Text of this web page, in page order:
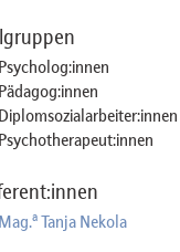
Psycholog:innen
Pädagog:innen
Diplomsozialarbeiter:innen
Psychotherapeut:innen
Mag.a Tanja Nekola